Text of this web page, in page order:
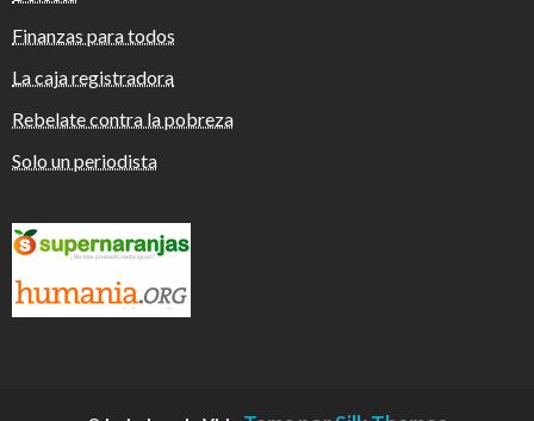
Finanzas para todos
La caja registradora
Rebelate contra la pobreza
Solo un periodista